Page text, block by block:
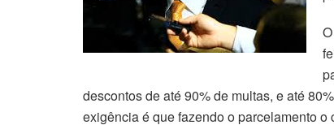
descontos de até 90% de multas, e até
exigência é que fazendo o parcelamento